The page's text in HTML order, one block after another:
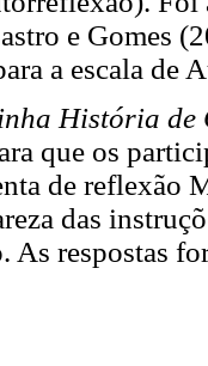
e Gomes
a escala de
História
que os
de reflexão
das
As respostas